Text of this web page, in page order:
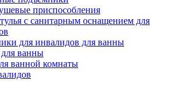
приспособления
с санитарным оснащением для
для инвалидов для ванны
ванны
ванной комнаты